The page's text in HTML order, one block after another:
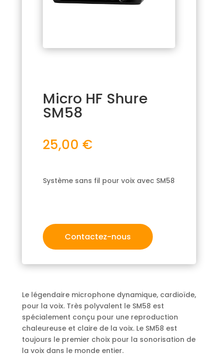
Micro HF Shure
SM58
25,00 €
Système sans fil pour voix avec SM58
Contactez-nous
Le légendaire microphone dynamique, cardioïde,
pour la voix. Très polyvalent le SM58 est
spécialement conçu pour une reproduction
chaleureuse et claire de la voix. Le SM58 est
toujours le premier choix pour la sonorisation de
la voix dans le monde entier.